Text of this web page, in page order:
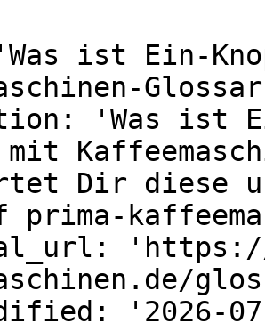
ist Ein-
'Was ist
Dir diese
prima-
'https://
'2026-